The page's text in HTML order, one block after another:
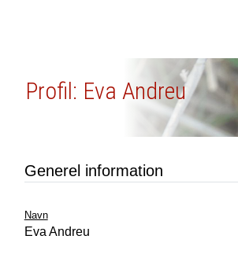
Profil: Eva Andreu
Generel information
Navn
Eva Andreu